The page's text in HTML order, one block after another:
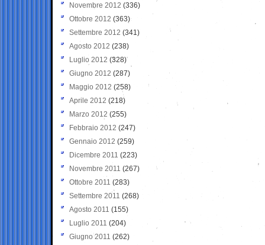
Novembre 2012 (336)
Ottobre 2012 (363)
Settembre 2012 (341)
Agosto 2012 (238)
Luglio 2012 (328)
Giugno 2012 (287)
Maggio 2012 (258)
Aprile 2012 (218)
Marzo 2012 (255)
Febbraio 2012 (247)
Gennaio 2012 (259)
Dicembre 2011 (223)
Novembre 2011 (267)
Ottobre 2011 (283)
Settembre 2011 (268)
Agosto 2011 (155)
Luglio 2011 (204)
Giugno 2011 (262)